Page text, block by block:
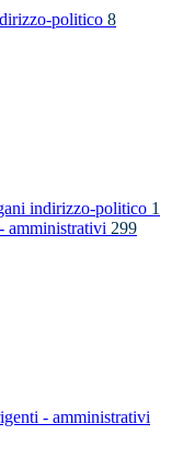
politico 8
indirizzo-politico 1
amministrativi 299
- amministrativi